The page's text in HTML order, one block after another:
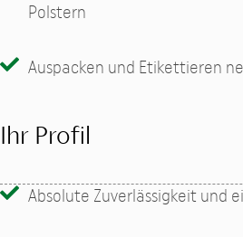
Polstern
Auspacken und Etikettieren
Ihr Profil
Absolute Zuverlässigkeit und